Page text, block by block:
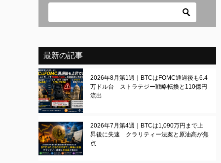
最新の記事
2026年8月第1週｜BTCはFOMC通過後も6.4
万ドル台 ストラテジー戦略転換と110億円
流出
2026年7月第4週｜BTCは1,090万円まで上
昇後に失速 クラリティー法案と原油高が焦
点